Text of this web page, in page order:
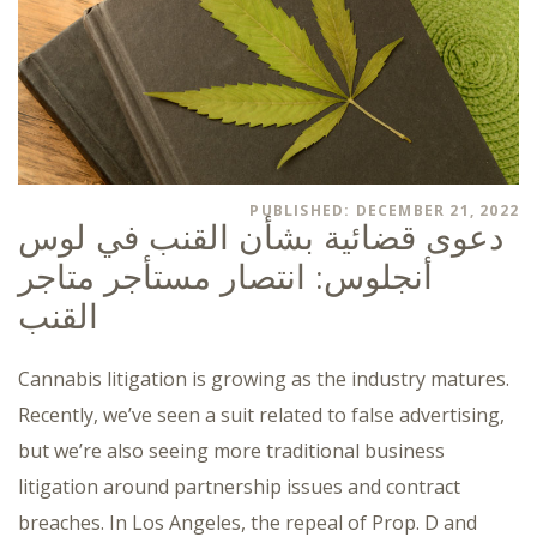
PUBLISHED: DECEMBER 21, 2022
دعوى قضائية بشأن القنب في لوس
أنجلوس: انتصار مستأجر متاجر
القنب
Cannabis litigation is growing as the industry matures.
Recently, we’ve seen a suit related to false advertising,
but we’re also seeing more traditional business
litigation around partnership issues and contract
breaches. In Los Angeles, the repeal of Prop. D and